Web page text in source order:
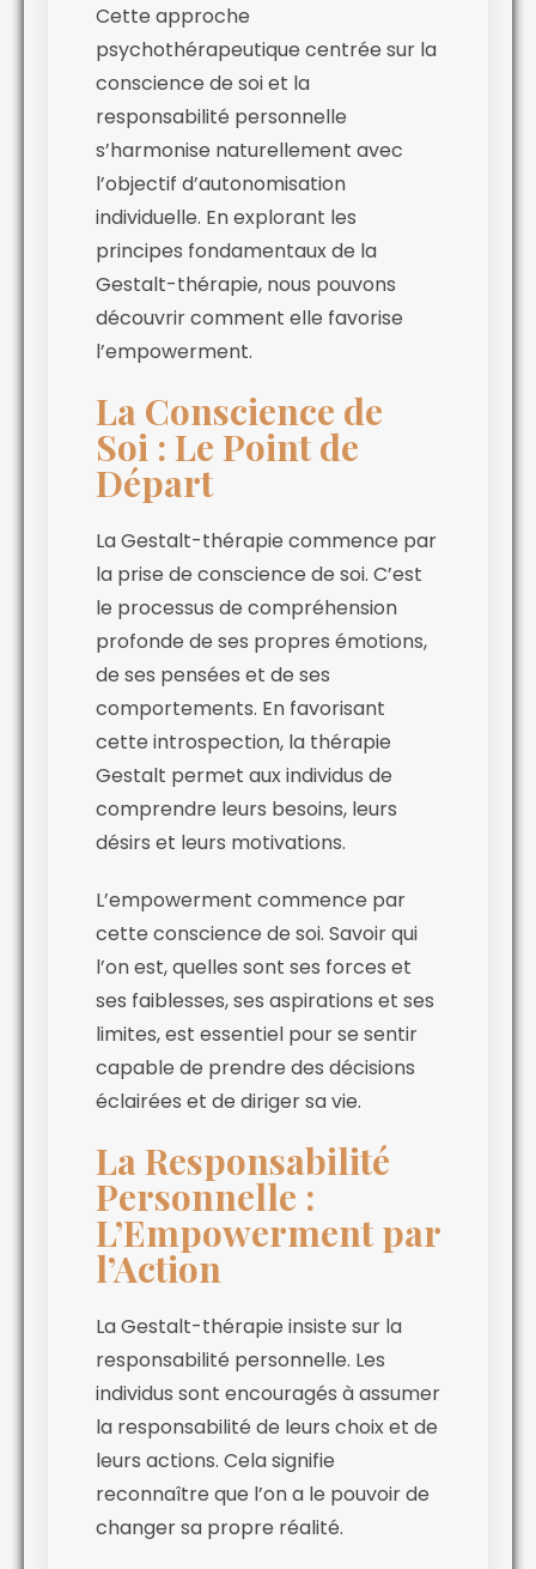
Cette approche
psychothérapeutique centrée sur la
conscience de soi et la
responsabilité personnelle
s’harmonise naturellement avec
l’objectif d’autonomisation
individuelle. En explorant les
principes fondamentaux de la
Gestalt-thérapie, nous pouvons
découvrir comment elle favorise
l’empowerment.
La Conscience de
Soi : Le Point de
Départ
La Gestalt-thérapie commence par
la prise de conscience de soi. C’est
le processus de compréhension
profonde de ses propres émotions,
de ses pensées et de ses
comportements. En favorisant
cette introspection, la thérapie
Gestalt permet aux individus de
comprendre leurs besoins, leurs
désirs et leurs motivations.
L’empowerment commence par
cette conscience de soi. Savoir qui
l’on est, quelles sont ses forces et
ses faiblesses, ses aspirations et ses
limites, est essentiel pour se sentir
capable de prendre des décisions
éclairées et de diriger sa vie.
La Responsabilité
Personnelle :
L’Empowerment par
l’Action
La Gestalt-thérapie insiste sur la
responsabilité personnelle. Les
individus sont encouragés à assumer
la responsabilité de leurs choix et de
leurs actions. Cela signifie
reconnaître que l’on a le pouvoir de
changer sa propre réalité.